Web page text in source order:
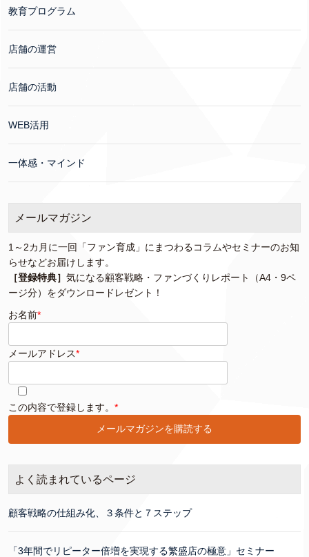
教育プログラム
店舗の運営
店舗の活動
WEB活用
一体感・マインド
メールマガジン
1～2カ月に一回「ファン育成」にまつわるコラムやセミナーのお知
らせなどお届けします。
［登録特典］ 気になる顧客戦略・ファンづくりレポート（A4・9ペ
ージ分）をダウンロードレゼント！
お名前*
メールアドレス*
このフィールドは空のままにしてください。
この内容で登録します。 *
よく読まれているページ
顧客戦略の仕組み化、３条件と７ステップ
「3年間でリピーター倍増を実現する繁盛店の極意」セミナー